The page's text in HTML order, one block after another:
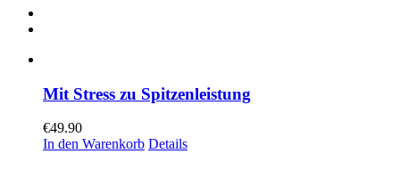
Mit Stress zu Spitzenleistung
€49.90
In den Warenkorb Details